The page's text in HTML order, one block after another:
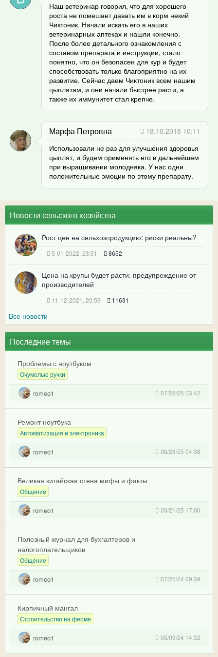
Наш ветеринар говорил, что для хорошего
роста не помешает давать им в корм некий
Чиктоник. Начали искать его в наших
ветеринарных аптеках и нашли конечно.
После более детального ознакомления с
составом препарата и инструкции, стало
понятно, что он безопасен для кур и будет
способствовать только благоприятно на их
развитие. Сейчас даем Чиктоник всем нашим
цыплятам, и они начали быстрее расти, а
также их иммунитет стал крепче.
Марфа Петровна
18.10.2018 10:11
Использовали не раз для улучшения здоровья
цыплят, и будем применять его в дальнейшем
при выращивании молодняка. У нас одни
положительные эмоции по этому препарату.
Новости сельского хозяйства
Рост цен на сельхозпродукцию: риски реальны?
5-01-2022, 23:51 8652
Цена на крупы будет расти: предупреждение от
производителей
11-12-2021, 20:59 11631
Все новости
Последние темы
Проблемы с ноутбуком
Очумелые ручки
romeo1 07/28/25 03:42
Ремонт ноутбука
Автоматизация и электроника
romeo1 06/28/25 04:38
Великая китайская стена мифы и факты
Общение
romeo1 03/21/25 17:00
Полезный журнал для бухгалтеров и
налогоплательщиков
Общение
romeo1 07/25/24 09:39
Кирпичный мангал
Строительство на ферме
romeo1 05/03/24 14:32